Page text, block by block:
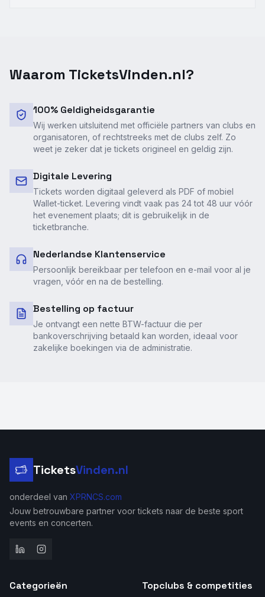
Waarom TicketsVinden.nl?
100% Geldigheidsgarantie
Wij werken uitsluitend met officiële partners van clubs en
organisatoren, of rechtstreeks met de clubs zelf. Zo
weet je zeker dat je tickets origineel en geldig zijn.
Digitale Levering
Tickets worden digitaal geleverd als PDF of mobiel
Wallet-ticket. Levering vindt vaak pas 24 tot 48 uur vóór
het evenement plaats; dit is gebruikelijk in de
ticketbranche.
Nederlandse Klantenservice
Persoonlijk bereikbaar per telefoon en e-mail voor al je
vragen, vóór en na de bestelling.
Bestelling op factuur
Je ontvangt een nette BTW-factuur die per
bankoverschrijving betaald kan worden, ideaal voor
zakelijke boekingen via de administratie.
TicketsVinden.nl
onderdeel van XPRNCS.com
Jouw betrouwbare partner voor tickets naar de beste sport
events en concerten.
Categorieën Topclubs & competities